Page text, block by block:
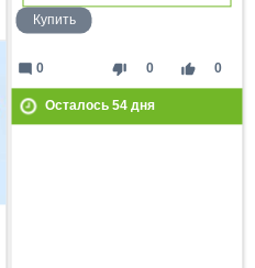
Купить
thumb_down 0 thumb_up 0
mode_comment 0
Осталось 54дня